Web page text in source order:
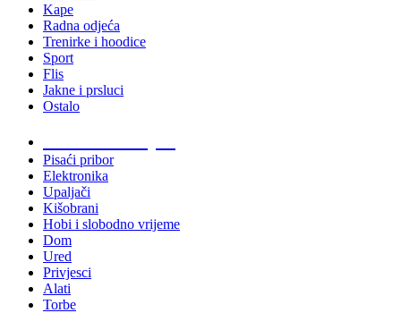
Kape
Radna odjeća
Trenirke i hoodice
Sport
Flis
Jakne i prsluci
Ostalo
Pisaći pribor
Elektronika
Upaljači
Kišobrani
Hobi i slobodno vrijeme
Dom
Ured
Privjesci
Alati
Torbe